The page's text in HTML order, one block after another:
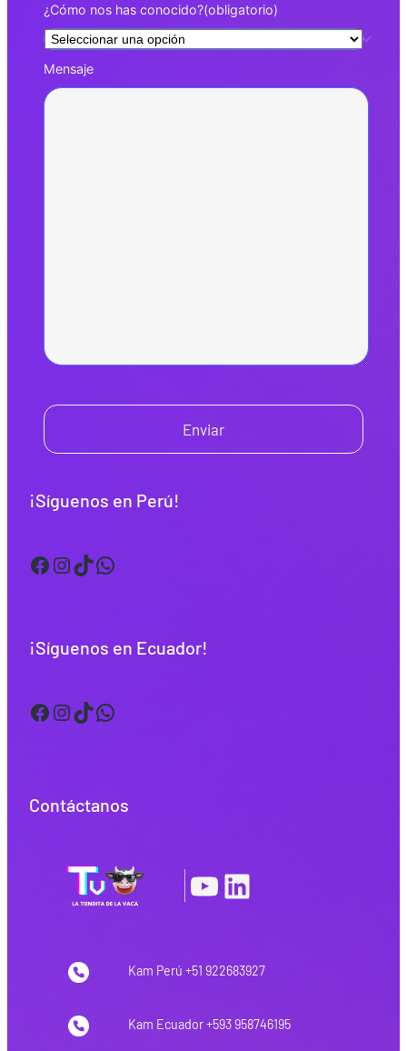
¿Cómo nos has conocido?(obligatorio)
Mensaje
Enviar
¡Síguenos en Perú!
Facebook InstagramTikTok WhatsApp
¡Síguenos en Ecuador!
Facebook InstagramTikTok WhatsApp
Contáctanos
YouTube LinkedIn
Kam Perú +51 922683927
Kam Ecuador +593 958746195